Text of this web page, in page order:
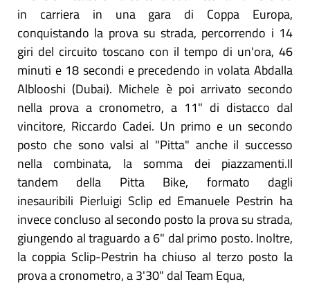
in carriera in una gara di Coppa Europa,
conquistando la prova su strada, percorrendo i 14
giri del circuito toscano con il tempo di un'ora, 46
minuti e 18 secondi e precedendo in volata Abdalla
Alblooshi (Dubai). Michele è poi arrivato secondo
nella prova a cronometro, a 11" di distacco dal
vincitore, Riccardo Cadei. Un primo e un secondo
posto che sono valsi al "Pitta" anche il successo
nella combinata, la somma dei piazzamenti.Il
tandem della Pitta Bike, formato dagli
inesauribili Pierluigi Sclip ed Emanuele Pestrin ha
invece concluso al secondo posto la prova su strada,
giungendo al traguardo a 6" dal primo posto. Inoltre,
la coppia Sclip-Pestrin ha chiuso al terzo posto la
prova a cronometro, a 3'30" dal Team Equa,